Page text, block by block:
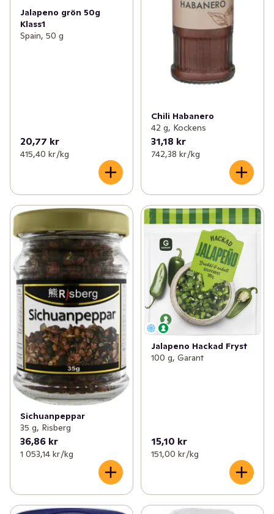
Jalapeno grön 50g
Klass1
Spain, 50 g
20,77 kr
415,40 kr /kg
Chili Habanero
42 g, Kockens
31,18 kr
742,38 kr /kg
Sichuanpeppar
35 g, Risberg
36,86 kr
1 053,14 kr /kg
Jalapeno Hackad Fryst
100 g, Garant
15,10 kr
151,00 kr /kg